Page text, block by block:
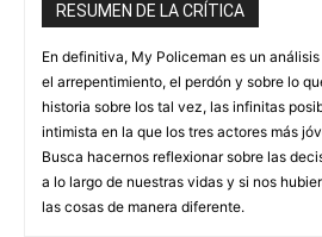
RESUMEN DE LA CRÍTICA
En definitiva, My Policeman es un
el arrepentimiento, el perdón y sobre lo
historia sobre los tal vez, las infinitas
intimista en la que los tres actores más
Busca hacernos reflexionar sobre las
a lo largo de nuestras vidas y si nos
las cosas de manera diferente.